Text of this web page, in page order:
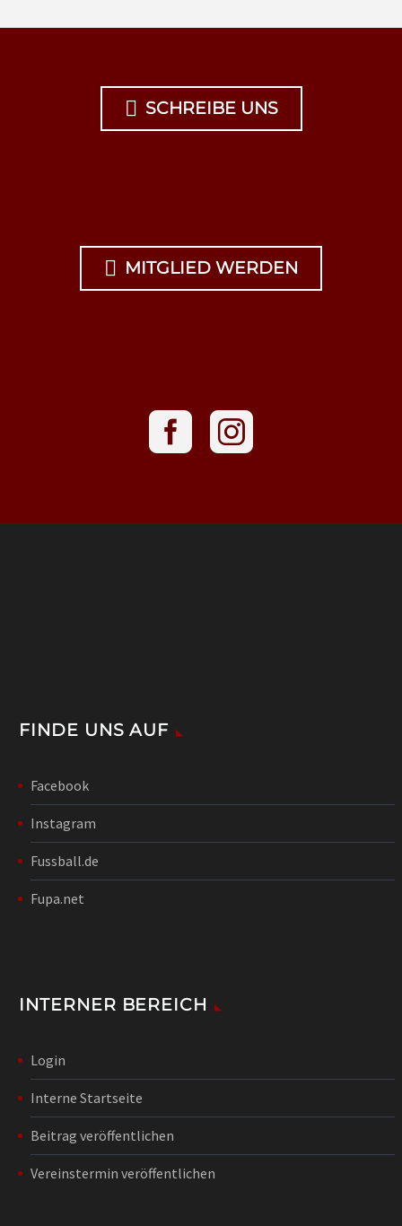
 SCHREIBE UNS
 MITGLIED WERDEN
FINDE UNS AUF
Facebook
Instagram
Fussball.de
Fupa.net
INTERNER BEREICH
Login
Interne Startseite
Beitrag veröffentlichen
Vereinstermin veröffentlichen